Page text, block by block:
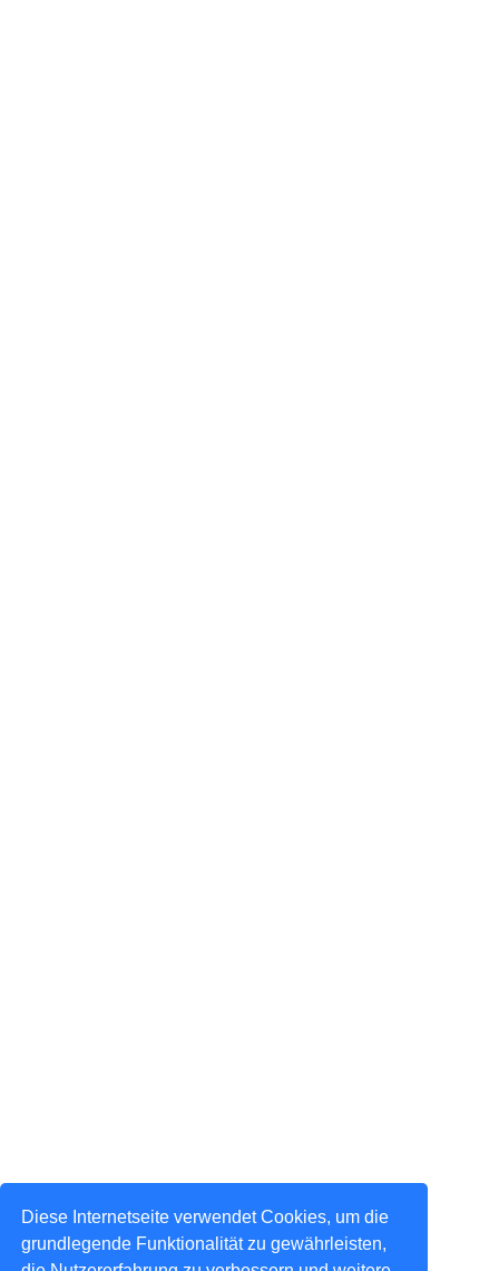
Diese Internetseite verwendet Cookies, um die
grundlegende Funktionalität zu gewährleisten,